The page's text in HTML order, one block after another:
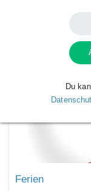
Ferien
Du